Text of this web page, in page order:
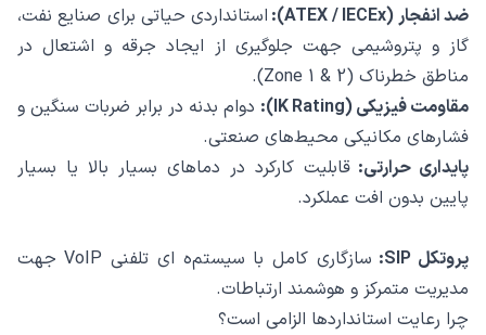
ضد انفجار (ATEX / IECEx):
استانداردی حیاتی برای صنایع نفت،
گاز و پتروشیمی جهت جلوگیری از ایجاد جرقه و اشتعال در
مناطق خطرناک (Zone 1 & 2).
مقاومت فیزیکی (IK Rating):
دوام بدنه در برابر ضربات سنگین و
فشارهای مکانیکی محیط‌های صنعتی.
پایداری حرارتی: قابلیت کارکرد در دماهای بسیار بالا یا بسیار
پایین بدون افت عملکرد.
پروتکل SIP:
سازگاری کامل با سیستم‌ه ای تلفنی VoIP جهت
مدیریت متمرکز و هوشمند ارتباطات.
چرا رعایت استانداردها الزامی است؟